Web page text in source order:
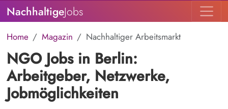
NachhaltigeJobs
Home Magazin Nachhaltiger Arbeitsmarkt
NGO Jobs in Berlin:
Arbeitgeber, Netzwerke,
Jobmöglichkeiten